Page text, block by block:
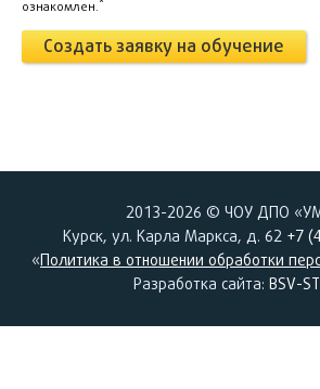
ознакомлен.
Создать заявку на обучение
2013-2026 © ЧОУ ДПО
Курск, ул. Карла Маркса, д. 62 +7
«Политика в отношении обработки
Разработка сайта: BSV-